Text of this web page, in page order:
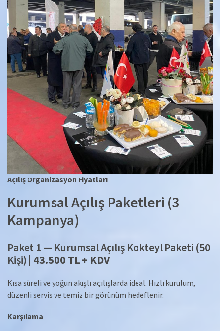
Açılış Organizasyon Fiyatları
Kurumsal Açılış Paketleri (3
Kampanya)
Paket 1 — Kurumsal Açılış Kokteyl Paketi (50
Kişi) | 43.500 TL + KDV
Kısa süreli ve yoğun akışlı açılışlarda ideal. Hızlı kurulum,
düzenli servis ve temiz bir görünüm hedeflenir.
Karşılama